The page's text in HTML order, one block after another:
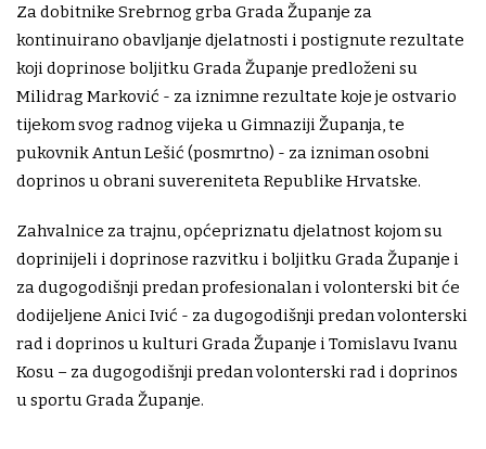
Za dobitnike Srebrnog grba Grada Županje za
kontinuirano obavljanje djelatnosti i postignute rezultate
koji doprinose boljitku Grada Županje predloženi su
Milidrag Marković - za iznimne rezultate koje je ostvario
tijekom svog radnog vijeka u Gimnaziji Županja, te
pukovnik Antun Lešić (posmrtno) - za izniman osobni
doprinos u obrani suvereniteta Republike Hrvatske.
Zahvalnice za trajnu, općepriznatu djelatnost kojom su
doprinijeli i doprinose razvitku i boljitku Grada Županje i
za dugogodišnji predan profesionalan i volonterski bit će
dodijeljene Anici Ivić - za dugogodišnji predan volonterski
rad i doprinos u kulturi Grada Županje i Tomislavu Ivanu
Kosu – za dugogodišnji predan volonterski rad i doprinos
u sportu Grada Županje.